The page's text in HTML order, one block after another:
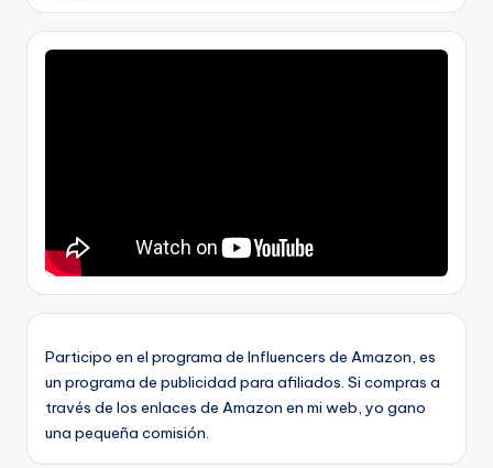
Participo en el programa de Influencers de Amazon, es
un programa de publicidad para afiliados. Si compras a
través de los enlaces de Amazon en mi web, yo gano
una pequeña comisión.